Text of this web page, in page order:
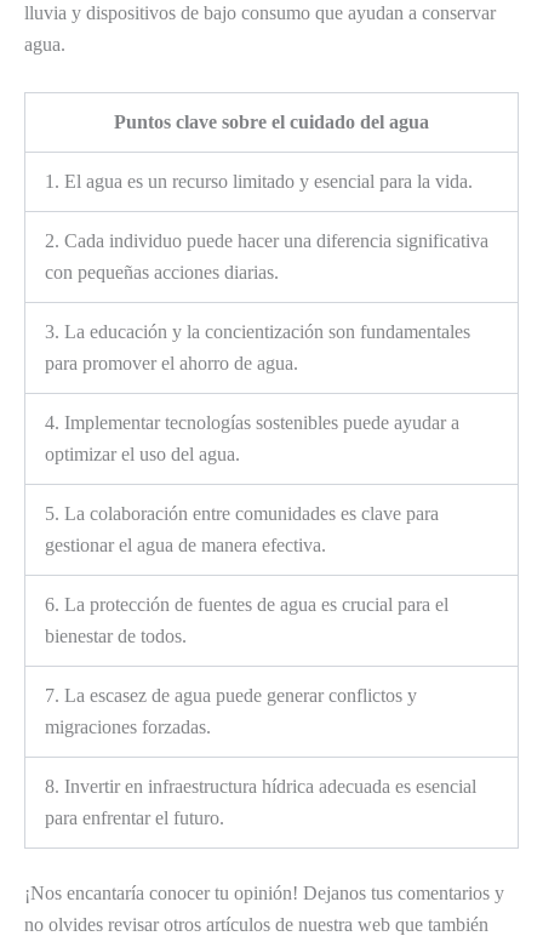
lluvia y dispositivos de bajo consumo que ayudan a conservar
agua.
Puntos clave sobre el cuidado del agua
1. El agua es un recurso limitado y esencial para la vida.
2. Cada individuo puede hacer una diferencia significativa
con pequeñas acciones diarias.
3. La educación y la concientización son fundamentales
para promover el ahorro de agua.
4. Implementar tecnologías sostenibles puede ayudar a
optimizar el uso del agua.
5. La colaboración entre comunidades es clave para
gestionar el agua de manera efectiva.
6. La protección de fuentes de agua es crucial para el
bienestar de todos.
7. La escasez de agua puede generar conflictos y
migraciones forzadas.
8. Invertir en infraestructura hídrica adecuada es esencial
para enfrentar el futuro.
¡Nos encantaría conocer tu opinión! Dejanos tus comentarios y
no olvides revisar otros artículos de nuestra web que también